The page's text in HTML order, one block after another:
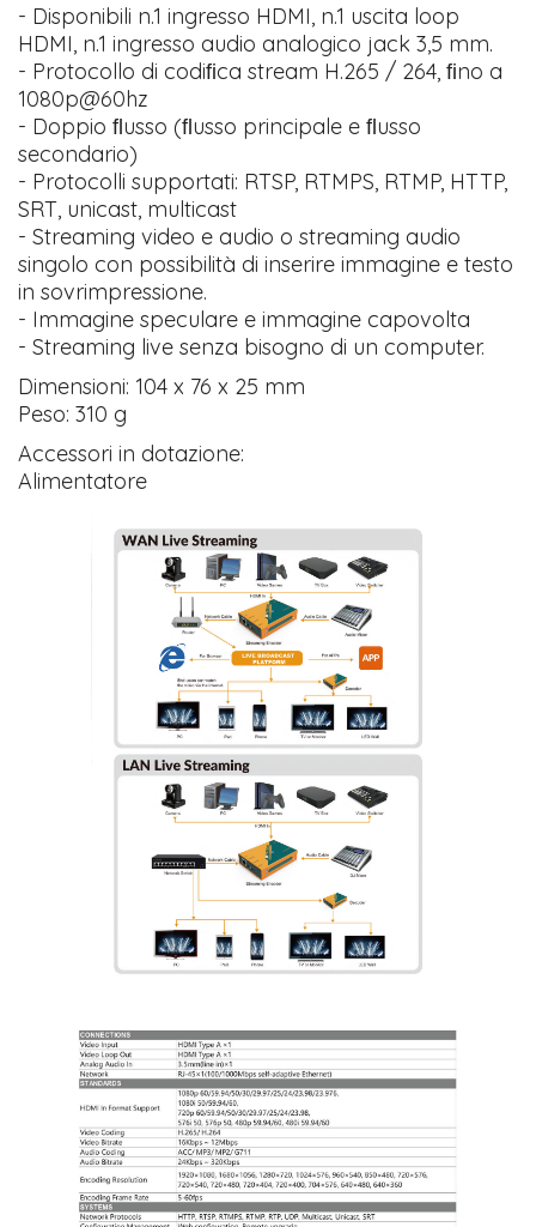
- Disponibili n.1 ingresso HDMI, n.1 uscita loop
HDMI, n.1 ingresso audio analogico jack 3,5 mm.
- Protocollo di codiﬁca stream H.265 / 264, ﬁno a
1080p@60hz
- Doppio ﬂusso (ﬂusso principale e ﬂusso
secondario)
- Protocolli supportati: RTSP, RTMPS, RTMP, HTTP,
SRT, unicast, multicast
- Streaming video e audio o streaming audio
singolo con possibilità di inserire immagine e testo
in sovrimpressione.
- Immagine speculare e immagine capovolta
- Streaming live senza bisogno di un computer.
Dimensioni: 104 x 76 x 25 mm
Peso: 310 g
Accessori in dotazione:
Alimentatore